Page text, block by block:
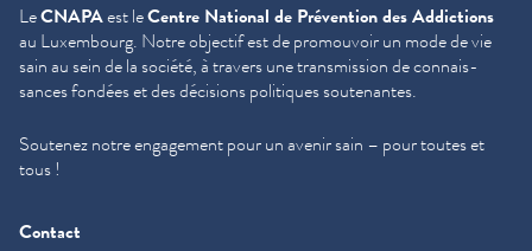
LeCNAPAest leCentre National de Prévention des Addictions
au Luxembourg. Notre objectif est de promouvoir un mode de vie
sain au sein de la société, à travers une trans­mis­sion de con­nais­
sances fondées et des décisions politiques soutenantes.
Soutenez notre engagement pour un avenir sain – pour toutes et
tous !
Contact